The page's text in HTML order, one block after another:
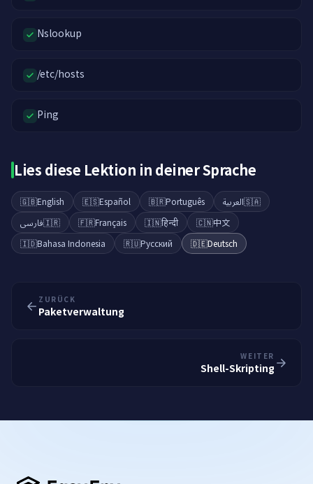
Nslookup
/etc/hosts
Ping
Lies diese Lektion in deiner Sprache
🇬🇧English 🇪🇸Español 🇧🇷Português 🇸🇦العربية
🇮🇷فارسی 🇫🇷Français 🇮🇳हिन्दी 🇨🇳中文
🇮🇩Bahasa Indonesia 🇷🇺Русский 🇩🇪Deutsch
ZURÜCK
Paketverwaltung
WEITER
Shell-Skripting